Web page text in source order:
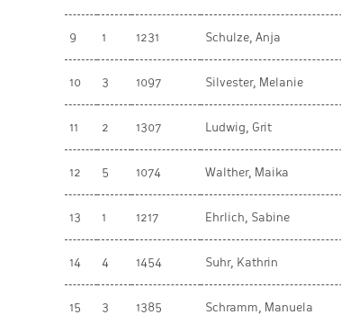
9 1 1231 Schulze, Anja
10 3 1097 Silvester, Melanie
11 2 1307 Ludwig, Grit
12 5 1074 Walther, Maika
13 1 1217 Ehrlich, Sabine
14 4 1454 Suhr, Kathrin
15 3 1385 Schramm, Manuela